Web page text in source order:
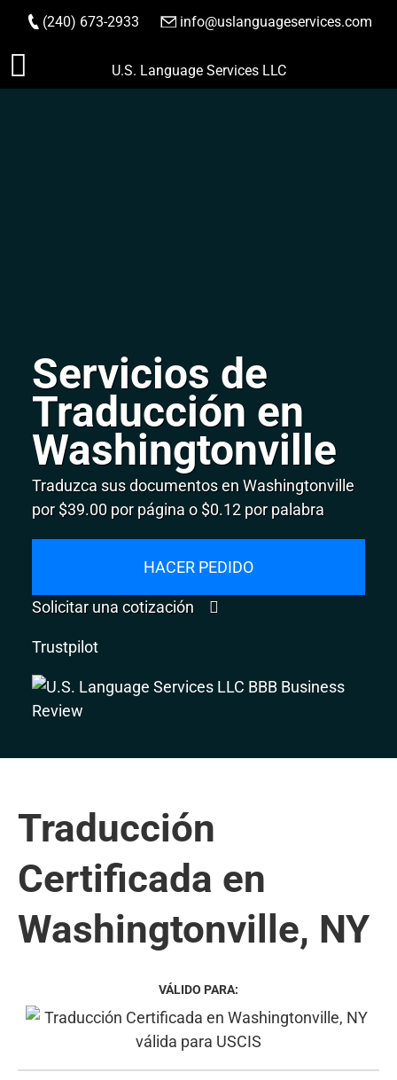
Saltar
(240) 673-2933 info@uslanguageservices.com
HACER PEDIDO
U.S. Language Services LLC
Servicios de
Traducción en
Washingtonville
Traduzca sus documentos en Washingtonville
por $39.00 por página o $0.12 por palabra
HACER PEDIDO
Solicitar una cotización
Trustpilot
Traducción
Certificada en
Washingtonville, NY
VÁLIDO PARA: